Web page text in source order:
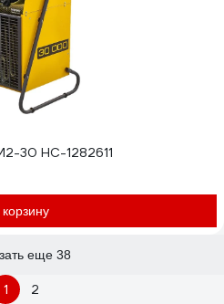
30 НС-1282611
еще 38
1
2